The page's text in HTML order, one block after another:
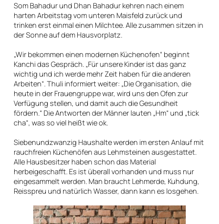
Som Bahadur und Dhan Bahadur kehren nach einem
harten Arbeitstag vom unteren Maisfeld zurück und
trinken erst einmal einen Milchtee. Alle zusammen sitzen in
der Sonne auf dem Hausvorplatz.
„Wir bekommen einen modernen Küchenofen“ beginnt
Kanchi das Gespräch. „Für unsere Kinder ist das ganz
wichtig und ich werde mehr Zeit haben für die anderen
Arbeiten“. Thuli informiert weiter: „Die Organisation, die
heute in der Frauengruppe war, wird uns den Ofen zur
Verfügung stellen, und damit auch die Gesundheit
fördern.“ Die Antworten der Männer lauten „Hm“ und „tick
cha“, was so viel heißt wie ok.
Siebenundzwanzig Haushalte werden im ersten Anlauf mit
rauchfreien Küchenöfen aus Lehmsteinen ausgestattet.
Alle Hausbesitzer haben schon das Material
herbeigeschafft. Es ist überall vorhanden und muss nur
eingesammelt werden. Man braucht Lehmerde, Kuhdung,
Reisspreu und natürlich Wasser, dann kann es losgehen.